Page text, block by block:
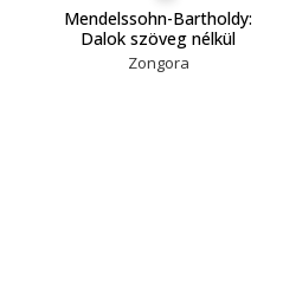
Mendelssohn-Bartholdy:
Dalok szöveg nélkül
Zongora